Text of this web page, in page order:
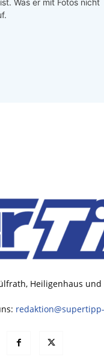
Was er mit Fotos nicht
Heiligenhaus